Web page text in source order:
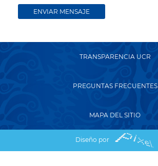
TRANSPARENCIA UCR
PREGUNTAS FRECUENTES
MAPA DEL SITIO
Diseño por